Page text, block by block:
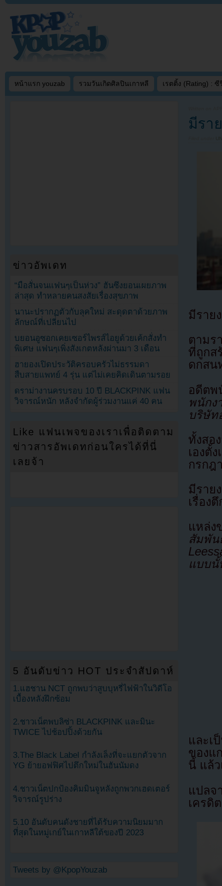
หน้าแรก youzab รวมวันเกิดศิลปินเกาหลี เรตติ้ง (Rating) : ซี
มีรา
มีราย
ตามร
ที่ถูกส
ดกสน
อดีตพ
พนัก
บริษัท
ทั้งสอ
เอง
กรกฎ
มีราย
เรื่อง
แหล่
สัมพัน
แบบนั้
และเ
ของแ
นี้ แล้ว
แปล
เครดิ
ข่าวอัพเดท
“มือสั่นจนแฟนๆเป็นห่วง” ฮันซึงยอนเผยภาพ
ล่าสุด ทำหลายคนสงสัยเรื่องสุขภาพ
นานะปรากฏตัวกับลุคใหม่ สะดุดตาด้วยภาพ
ลักษณ์ที่เปลี่ยนไป
บยอนอูซอกเคยเซอร์ไพรส์ไอยูด้วยเค้กสั่งทำ
พิเศษ แฟนๆเพิ่งสังเกตหลังผ่านมา 3 เดือน
ฮายองเปิดประวัติครอบครัวไม่ธรรมดา
สืบสายแพทย์ 4 รุ่น แต่ไม่เคยคิดเดินตามรอย
ดราม่างานครบรอบ 10 ปี BLACKPINK แฟน
วิจารณ์หนัก หลังจำกัดผู้ร่วมงานแค่ 40 คน
Like แฟนเพจของเราเพื่อติดตาม
ข่าวสารอัพเดทก่อนใครได้ที่นี่
เลยจ้า
5 อันดับข่าว HOT ประจำสัปดาห์
1.แฮชาน NCT ถูกพบว่าสูบบุหรี่ไฟฟ้าในวิดีโอ
เบื้องหลังฝึกซ้อม
2.ชาวเน็ตพบลิซ่า BLACKPINK และมินะ
TWICE ไปช้อปปิ้งด้วยกัน
3.The Black Label กำลังเล็งที่จะแยกตัวจาก
YG ย้ายอฟฟิศไปตึกใหม่ในฮันนัมดง
4.ชาวเน็ตปกป้องคิมมินจูหลังถูกพวกเฮดเตอร์
วิจารณ์รูปร่าง
5.10 อันดับคนดังชายที่ได้รับความนิยมมาก
ที่สุดในหมู่เกย์ในเกาหลีใต้ของปี 2023
Tweets by @KpopYouzab